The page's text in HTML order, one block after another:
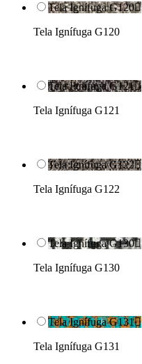
Tela Ignífuga G120
Tela Ignífuga G120
Tela Ignífuga G121
Tela Ignífuga G121
Tela Ignífuga G122
Tela Ignífuga G122
Tela Ignífuga G130
Tela Ignífuga G130
Tela Ignífuga G131
Tela Ignífuga G131